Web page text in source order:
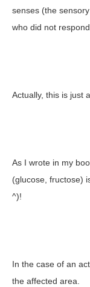
senses (the
who did not
Actually, this is just
As I wrote in my
(glucose, fructose)
^)!
In the case of an
the affected area.